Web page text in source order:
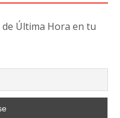
Última Hora en tu